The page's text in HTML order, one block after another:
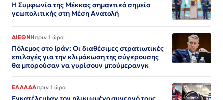
Η Συμφωνία της Μέκκας σημαντικό σημείο
γεωπολιτικής στη Μέση Ανατολή
ΔΙΕΘΝΗπριν 1 ώρα
Πόλεμος στο Ιράν: Οι διαθέσιμες στρατιωτικές
επιλογές για την κλιμάκωση της σύγκρουσης
θα μπορούσαν να γυρίσουν μπούμερανγκ
ΕΛΛΑΔΑπριν 1 ώρα
Εγκατέλειψαν τον ηλικιωμένο συνεργό τους